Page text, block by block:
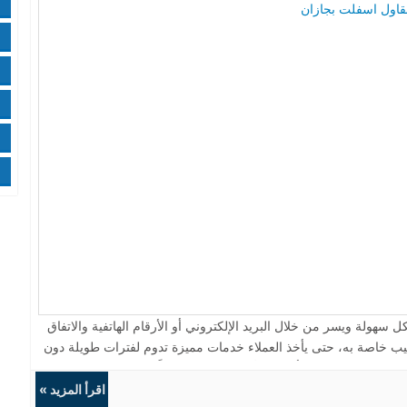
ويسر من خلال البريد الإلكتروني أو الأرقام الهاتفية والاتفاق
به، حتى يأخذ العملاء خدمات مميزة تدوم لفترات طويلة دون
والحرص الدائم على تكوين طبقات خارجية مناسبة لقوة وصلابة سطح
اقرأ المزيد »